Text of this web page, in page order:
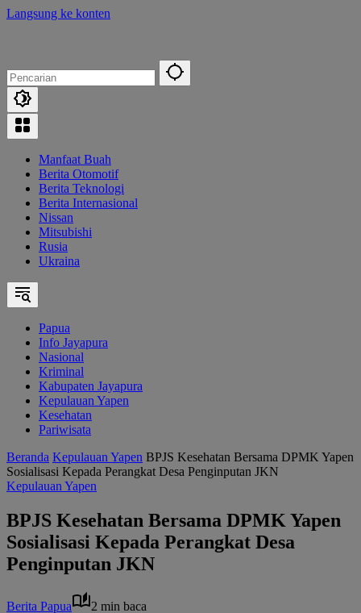
Langsung ke konten
Manfaat Buah
Berita Otomotif
Berita Teknologi
Berita Internasional
Nissan
Mitsubishi
Rusia
Ukraina
Papua
Info Jayapura
Nasional
Kriminal
Kabupaten Jayapura
Kepulauan Yapen
Kesehatan
Pariwisata
Beranda Kepulauan Yapen BPJS Kesehatan Bersama DPMK Yapen
Sosialisasi Kepada Perangkat Desa Penginputan JKN
Kepulauan Yapen
BPJS Kesehatan Bersama DPMK Yapen
Sosialisasi Kepada Perangkat Desa
Penginputan JKN
Berita Papua
2 min baca